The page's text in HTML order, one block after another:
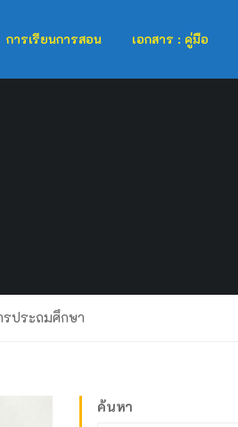
การเรียนการสอน เอกสาร : คู่มือ
ประถมศึกษา
ค้นหา